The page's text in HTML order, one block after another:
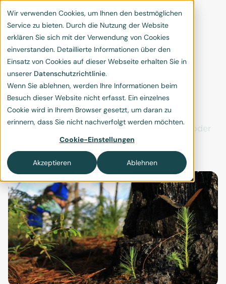
Wir verwenden Cookies, um Ihnen den bestmöglichen
Service zu bieten. Durch die Nutzung der Website
erklären Sie sich mit der Verwendung von Cookies
einverstanden. Detaillierte Informationen über den
Einsatz von Cookies auf dieser Webseite erhalten Sie in
unserer Datenschutzrichtlinie.
Wenn Sie ablehnen, werden Ihre Informationen beim
Besuch dieser Website nicht erfasst. Ein einzelnes
Cookie wird in Ihrem Browser gesetzt, um daran zu
erinnern, dass Sie nicht nachverfolgt werden möchten.
Cookie-Einstellungen
Akzeptieren Ablehnen
Aufforstungsprojekte –
alles Hype oder Lösung?
Riesige Aufforstungsprojekte – alles Hype oder
eine wirkliche Lösung?